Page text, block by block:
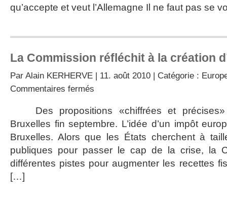
qu’accepte et veut l’Allemagne Il ne faut pas se
La Commission réfléchit à la création
Par Alain KERHERVE | 11. août 2010 | Catégorie :
Commentaires fermés
réfléchit
à
création
d’un
européen
Des propositions «chiffrées et précises»
Bruxelles fin septembre. L’idée d’un impôt
Bruxelles. Alors que les États cherchent à
publiques pour passer le cap de la crise, la
différentes pistes pour augmenter les recettes
[…]